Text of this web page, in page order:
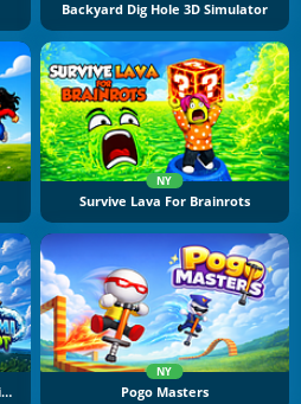
Backyard Dig Hole 3D Simulator
NY
Survive Lava For Brainrots
Obby Escape From Tsunami Brainrot
NY
Pogo Masters